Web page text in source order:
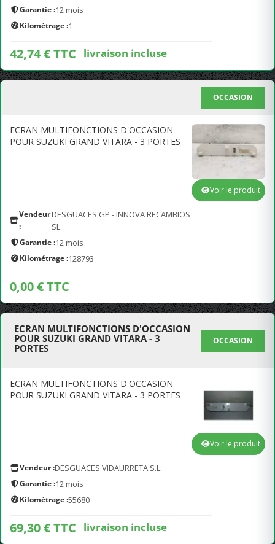
Garantie :12 mois
Kilométrage :1
42,74 € TTC livraison incluse
OCCASION
ECRAN MULTIFONCTIONS D'OCCASION
POUR SUZUKI GRAND VITARA - 3 PORTES
Vendeur
:
DESGUACES GP - INNOVA RECAMBIOS
SL
Garantie :12 mois
Kilométrage :128793
0,00 € TTC
Voir le produit
ECRAN MULTIFONCTIONS D'OCCASION
POUR SUZUKI GRAND VITARA - 3
PORTES
OCCASION
ECRAN MULTIFONCTIONS D'OCCASION
POUR SUZUKI GRAND VITARA - 3 PORTES
Vendeur :DESGUACES VIDAURRETA S.L.
Garantie :12 mois
Kilométrage :55680
69,30 € TTC livraison incluse
Voir le produit